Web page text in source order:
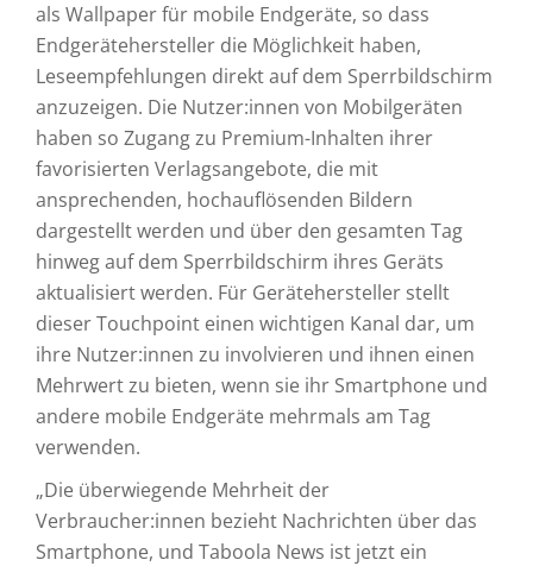
als Wallpaper für mobile Endgeräte, so dass
Endgerätehersteller die Möglichkeit haben,
Leseempfehlungen direkt auf dem Sperrbildschirm
anzuzeigen. Die Nutzer:innen von Mobilgeräten
haben so Zugang zu Premium-Inhalten ihrer
favorisierten Verlagsangebote, die mit
ansprechenden, hochauflösenden Bildern
dargestellt werden und über den gesamten Tag
hinweg auf dem Sperrbildschirm ihres Geräts
aktualisiert werden. Für Gerätehersteller stellt
dieser Touchpoint einen wichtigen Kanal dar, um
ihre Nutzer:innen zu involvieren und ihnen einen
Mehrwert zu bieten, wenn sie ihr Smartphone und
andere mobile Endgeräte mehrmals am Tag
verwenden.
„Die überwiegende Mehrheit der
Verbraucher:innen bezieht Nachrichten über das
Smartphone, und Taboola News ist jetzt ein